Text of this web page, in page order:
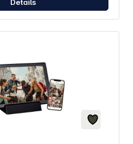
ca.: 265 x 183 x 24 mm Gewicht ca.: 690 g
Details